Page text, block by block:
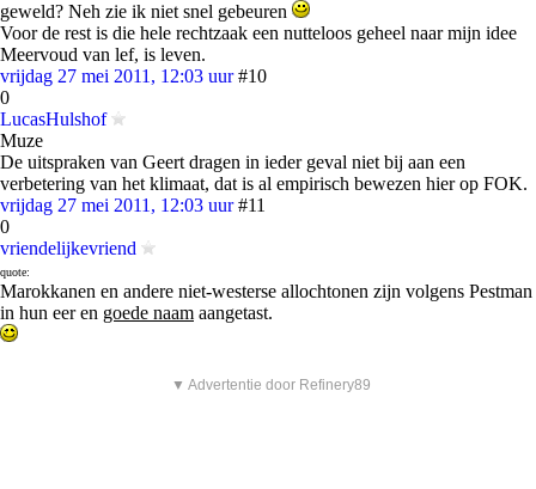
geweld? Neh zie ik niet snel gebeuren
Voor de rest is die hele rechtzaak een nutteloos geheel naar mijn idee
Meervoud van lef, is leven.
vrijdag 27 mei 2011, 12:03 uur #10
0
LucasHulshof
Muze
De uitspraken van Geert dragen in ieder geval niet bij aan een
verbetering van het klimaat, dat is al empirisch bewezen hier op FOK.
vrijdag 27 mei 2011, 12:03 uur #11
0
vriendelijkevriend
quote:
Marokkanen en andere niet-westerse allochtonen zijn volgens Pestman
in hun eer en goede naam aangetast.
▼ Advertentie door Refinery89